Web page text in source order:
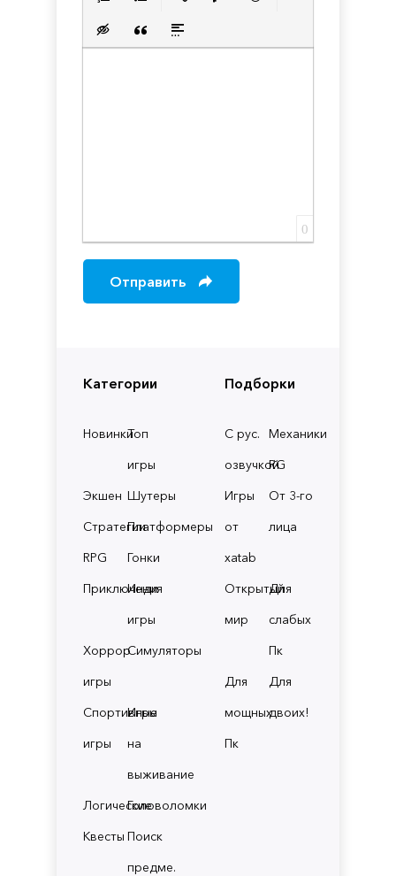
Категории
НовинкиТоп
игры
Экшен Шутеры
СтратегииПлатформеры
RPG
Гонки
Приключения
Инди
игры
Хоррор
игры
Симуляторы
Спортивные
игры
Игры
на
выживание
ЛогическиеГоловоломки
Квесты Поиск
предме.
Подборки
С рус.
озвучкой
Механики
RG
Игры
от
xatab
От 3-го
лица
Открытый
мир
Для
слабых
Пк
Для
мощных
Пк
Для
двоих!
Вставка скрытого текста
Вставка цитаты
Вставка спойлера
0
Отправить